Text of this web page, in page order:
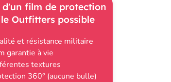
d'un film de protection
Outfitters possible
et résistance militaire
garantie à vie
textures
360° (aucune bulle)